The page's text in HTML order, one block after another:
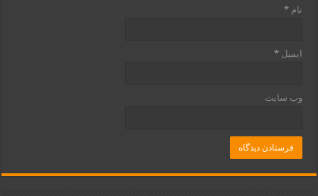
نام*
ایمیل*
وب‌ سایت